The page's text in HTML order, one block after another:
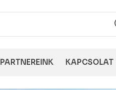
PARTNEREINK KAPCSOLAT